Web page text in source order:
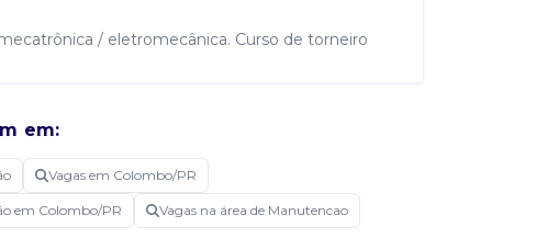
/ eletromecânica. Curso de torneiro
de manutenção mecânica preventiva e
e respectivos acessórios, assegurando o
- confeccionar conjuntos mecânicos (peças
em:
Vagas em Colombo/PR
em Colombo/PR Vagas na área de Manutencao